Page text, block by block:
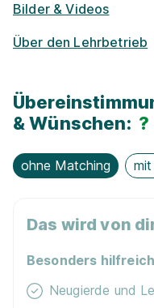
E-Lear­ning /
Bilder & Videos
Über den Lehrbetrieb
& Wünschen: ?
ohne Matching
Das wird von
Besonders
Neugierde und